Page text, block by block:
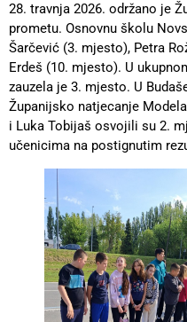
28. travnja 2026. održano je
prometu. Osnovnu školu
Šarčević (3. mjesto), Petra
Erdeš (10. mjesto). U
zauzela je 3. mjesto. U
Županijsko natjecanje
i Luka Tobijaš osvojili su 2.
učenicima na postignutim